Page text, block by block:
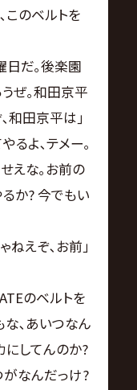
このベルトを
日だ｡後楽園
ぜ｡和田京平
和田京平は｣
るよ､テメー｡
えな｡お前の
か? 今でもい
ねえぞ､お前｣
のベルトを
な､あいつなん
にしてんのか?
がなんだっけ?